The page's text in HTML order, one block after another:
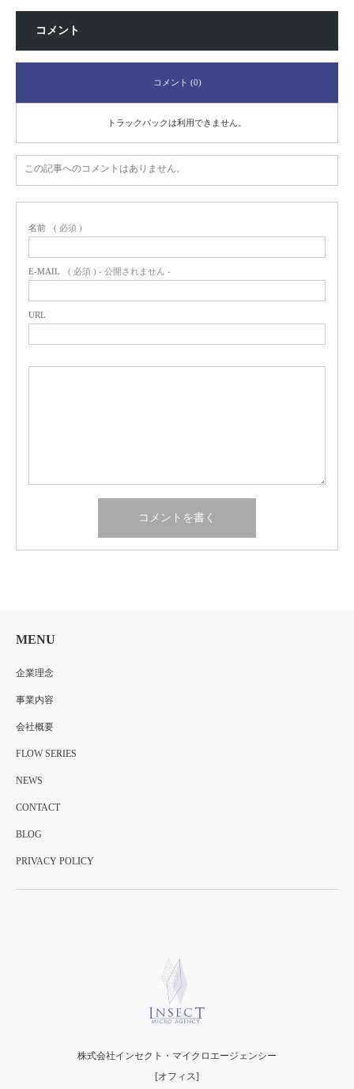
コメント
コメント (0)
トラックバックは利用できません。
この記事へのコメントはありません。
名前 ( 必須 )
E-MAIL ( 必須 ) - 公開されません -
URL
MENU
企業理念
事業内容
会社概要
FLOW SERIES
NEWS
CONTACT
BLOG
PRIVACY POLICY
株式会社インセクト・マイクロエージェンシー
[オフィス]